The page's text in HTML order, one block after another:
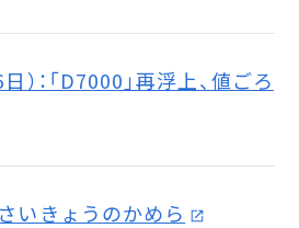
：「D7000」再浮上、値ごろ
いきょうのかめら